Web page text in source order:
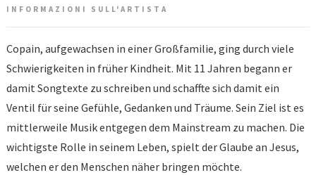
INFORMAZIONI SULL'ARTISTA
Copain, aufgewachsen in einer Großfamilie, ging durch viele
Schwierigkeiten in früher Kindheit. Mit 11 Jahren begann er
damit Songtexte zu schreiben und schaffte sich damit ein
Ventil für seine Gefühle, Gedanken und Träume. Sein Ziel ist es
mittlerweile Musik entgegen dem Mainstream zu machen. Die
wichtigste Rolle in seinem Leben, spielt der Glaube an Jesus,
welchen er den Menschen näher bringen möchte.